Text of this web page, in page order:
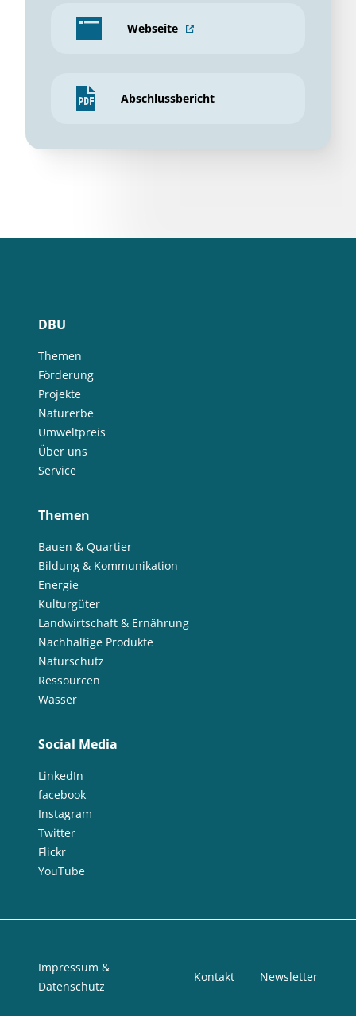
Webseite
Abschlussbericht
DBU
Themen
Förderung
Projekte
Naturerbe
Umweltpreis
Über uns
Service
Themen
Bauen & Quartier
Bildung & Kommunikation
Energie
Kulturgüter
Landwirtschaft & Ernährung
Nachhaltige Produkte
Naturschutz
Ressourcen
Wasser
Social Media
LinkedIn
facebook
Instagram
Twitter
Flickr
YouTube
Impressum &
Datenschutz
Kontakt Newsletter